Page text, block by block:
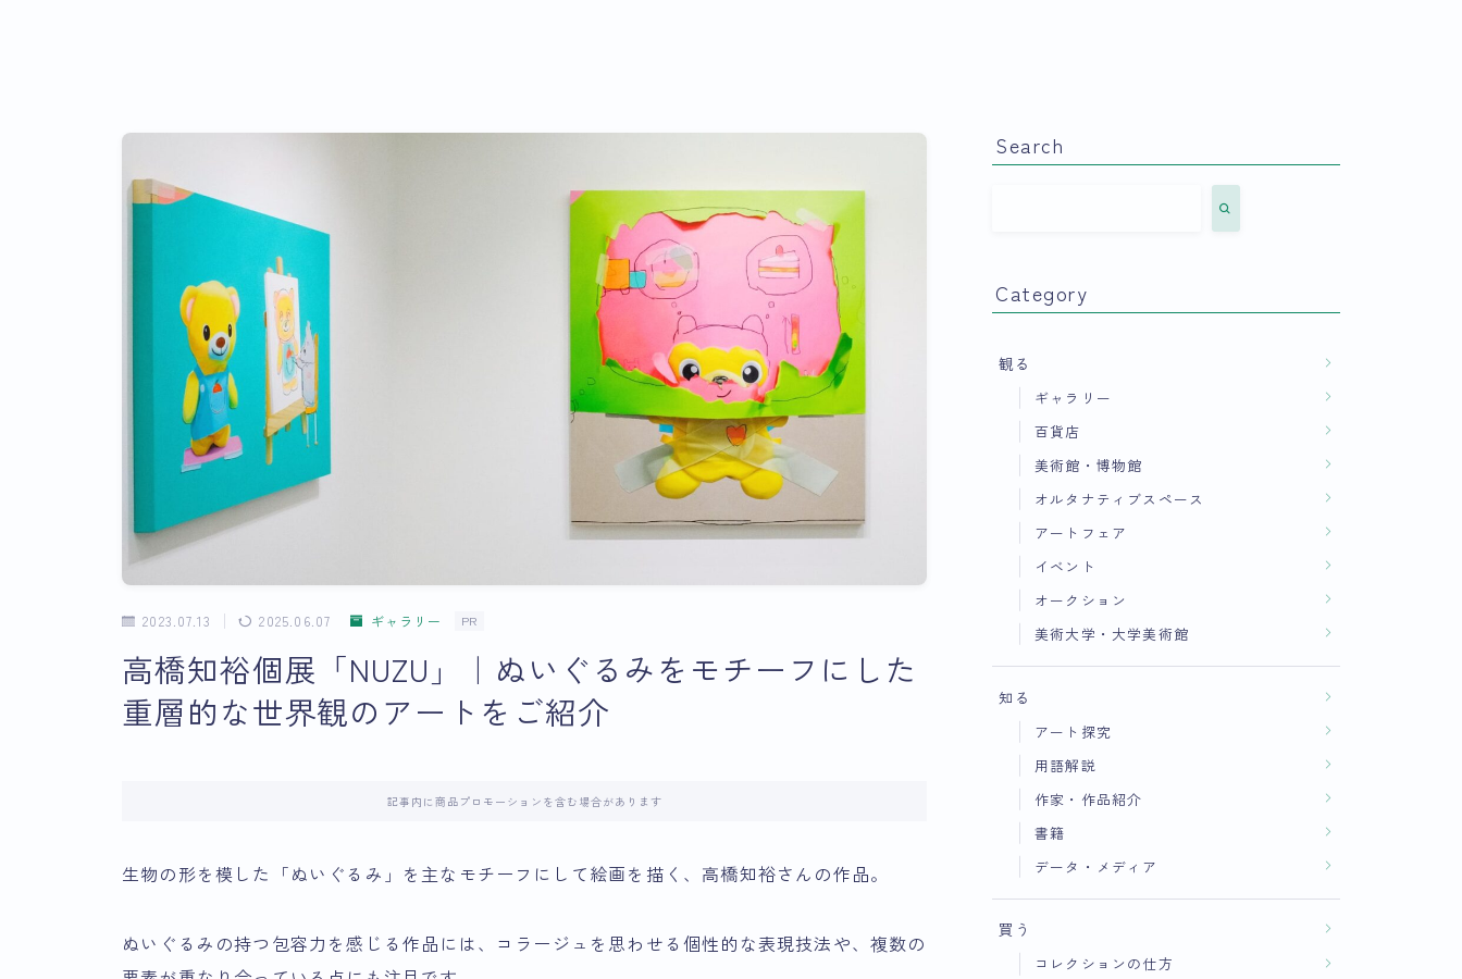
2023.07.13 2025.06.07 ギャラリー PR
高橋知裕個展「NUZU」｜ぬいぐるみをモチーフにした
重層的な世界観のアートをご紹介
記事内に商品プロモーションを含む場合があります
生物の形を模した「ぬいぐるみ」を主なモチーフにして絵画を描く、高橋知裕さんの作品。
ぬいぐるみの持つ包容力を感じる作品には、コラージュを思わせる個性的な表現技法や、複数の
Search
Category
観る
ギャラリー
百貨店
美術館・博物館
オルタナティブスペース
アートフェア
イベント
オークション
美術大学・大学美術館
知る
アート探究
用語解説
作家・作品紹介
書籍
データ・メディア
買う
コレクションの仕方